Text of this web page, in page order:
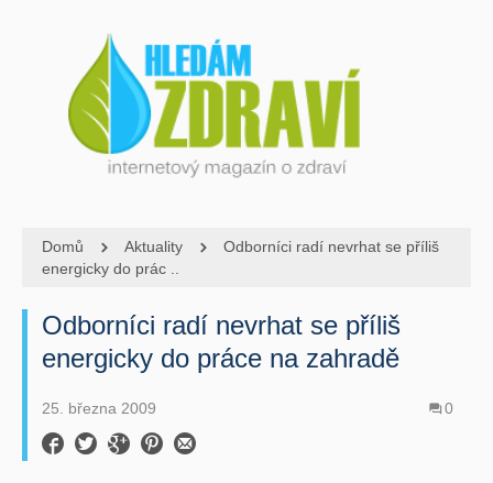
Domů Aktuality
Odborníci radí nevrhat se příliš
energicky do prác ..
Odborníci radí nevrhat se příliš
energicky do práce na zahradě
25. března 2009 0